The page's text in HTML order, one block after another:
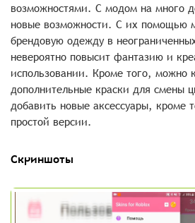
возможностями. С модом на много
новые возможности. С их помощью
брендовую одежду в
невероятно повысит фантазию и
использовании. Кроме того, можно
дополнительные краски для смены
добавить новые аксессуары, кроме
простой версии.
Скриншоты